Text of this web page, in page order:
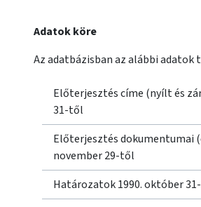
Adatok köre
Az adatbázisban az alábbi
Előterjesztés címe (nyílt és
31-től
Előterjesztés dokumentumai
november 29-től
Határozatok 1990. október